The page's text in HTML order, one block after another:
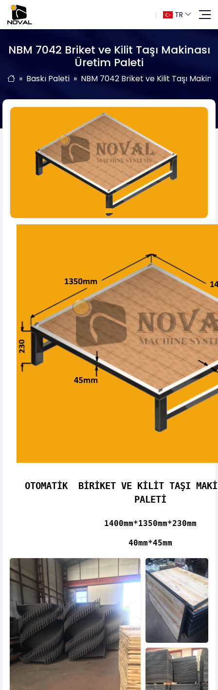
TR
NBM 7042 Briket ve Kilit Taşı Makinası
Üretim Paleti
Baskı Paleti NBM 7042 Briket ve Kilit Taşı
OTOMATİK BİRİKET VE KİLİT TAŞI
PALETİ
1400mm*1350mm*230mm
40mm*45mm